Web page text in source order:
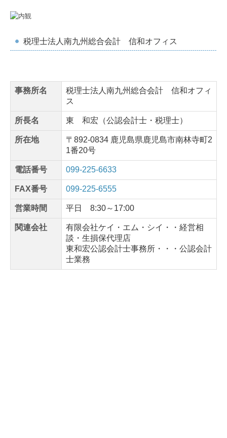
税理士法人南九州総合会計 信和オフィス
事務所名
税理士法人南九州総合会計 信和オフィ
ス
所長名 東 和宏（公認会計士・税理士）
所在地
〒892-0834 鹿児島県鹿児島市南林寺町2
1番20号
電話番号 099-225-6633
FAX番号 099-225-6555
営業時間 平日 8:30～17:00
関連会社
有限会社ケイ・エム・シイ・・経営相
談・生損保代理店
東和宏公認会計士事務所・・・公認会計
士業務